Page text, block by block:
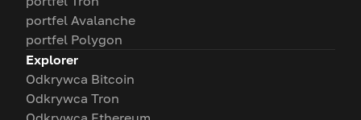
portfel Avalanche
portfel Polygon
Explorer
Odkrywca Bitcoin
Odkrywca Tron